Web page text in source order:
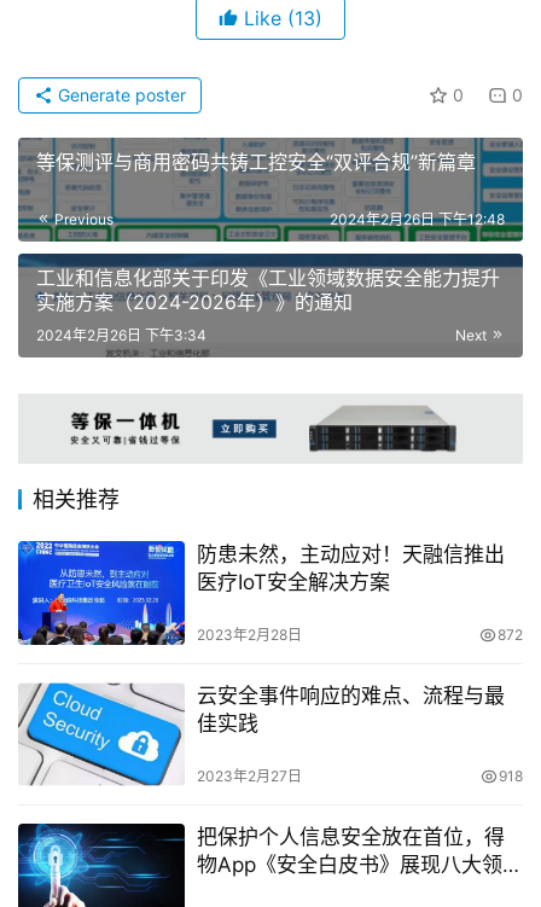
Like (13)
0 0
Generate poster
等保测评与商用密码共铸工控安全“双评合规”新篇章
Previous 2024年2月26日 下午12:48
工业和信息化部关于印发《工业领域数据安全能力提升
实施方案（2024-2026年）》的通知
Next
2024年2月26日 下午3:34
相关推荐
防患未然，主动应对！天融信推出
医疗IoT安全解决方案
2023年2月28日 872
云安全事件响应的难点、流程与最
佳实践
2023年2月27日 918
把保护个人信息安全放在首位，得
物App《安全白皮书》展现八大领域